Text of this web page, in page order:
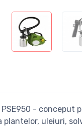
- conceput
plantelor, uleiuri,